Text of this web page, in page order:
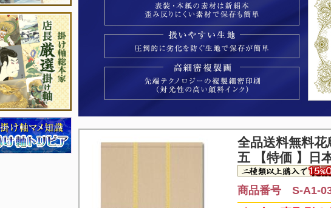
全品送料無料花
五 【特価 】日
商品番号 S-A1-